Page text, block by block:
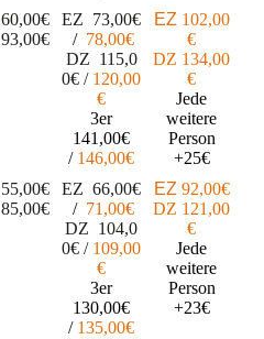
60,00€
93,00€
EZ 73,00€
/ 78,00€
DZ 115,0
0€ /1 20,00
€
3er
141,00€
/ 146,00€
EZ 102,00
€
DZ 134,00
€
Jede
weitere
Person
+25€
55,00€
85,00€
EZ 66,00€
/ 71 ,00€
DZ 104,0
0€ / 109,00
€
3er
130,00€
/ 135,00€
EZ 92,00€
DZ 121,00
€
Jede
weitere
Person
+23€